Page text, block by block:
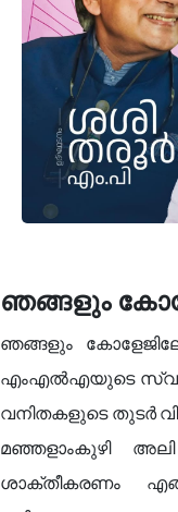
ഞങ്ങളും
ഞങ്ങളും
എംഎൽഎയുടെ സ്വപ്ന
വനിതകളുടെ തുടർ
മഞ്ഞളാംകുഴി
ശാക്തീകരണം